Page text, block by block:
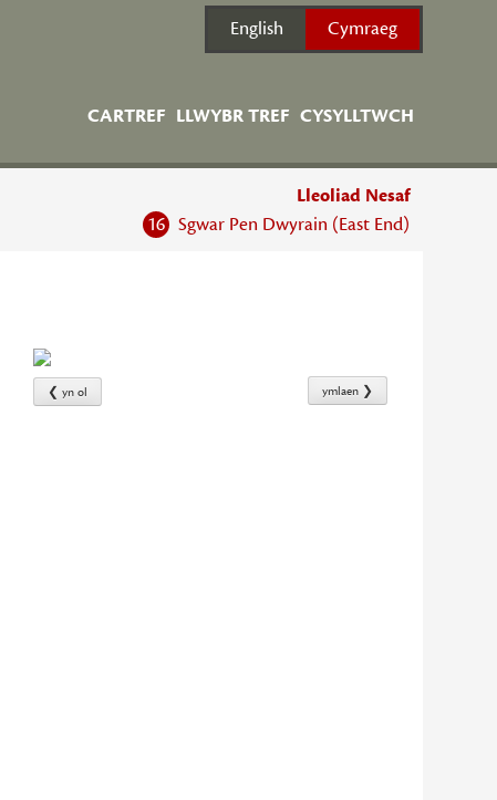
English Cymraeg
CARTREF LLWYBR TREF CYSYLLTWCH
Lleoliad Nesaf
16 Sgwar Pen Dwyrain (East End)
❮ yn ol ymlaen ❯